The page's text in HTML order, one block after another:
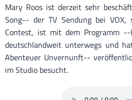
Mary Roos ist derzeit sehr
Song-- der TV Sendung bei
Contest, ist mit dem Programm
deutschlandweit unterwegs und
Abenteuer Unvernunft--
im Studio besucht.